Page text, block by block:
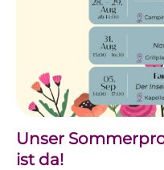
Unser
ist da!